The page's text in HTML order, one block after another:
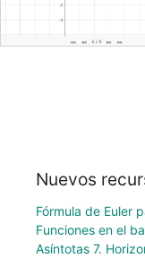
Nuevos
Fórmula de Euler
Funciones en el
Asíntotas 7.